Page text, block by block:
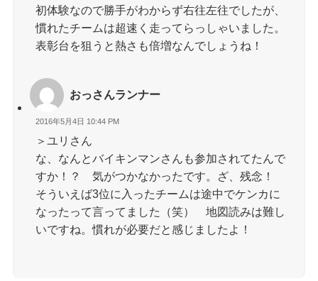
初体験なので勝手がわからず右往左往でしたが、
慣れたチームは超速く走ってらっしゃいました。
表彰台を狙うと熱さも倍増なんでしょうね！
おっさんランナー
2016年5月4日 10:44 PM
＞ユリさん
な、なんとバイキンマンさんも参加されてたんで
すか！？ 気がつかなかったです。ざ、残念！
そういえば3位に入ったチームは途中でケンカに
なったって言ってました（笑） 地図読みは難し
いですね。慣れが必要だと感じましたよ！